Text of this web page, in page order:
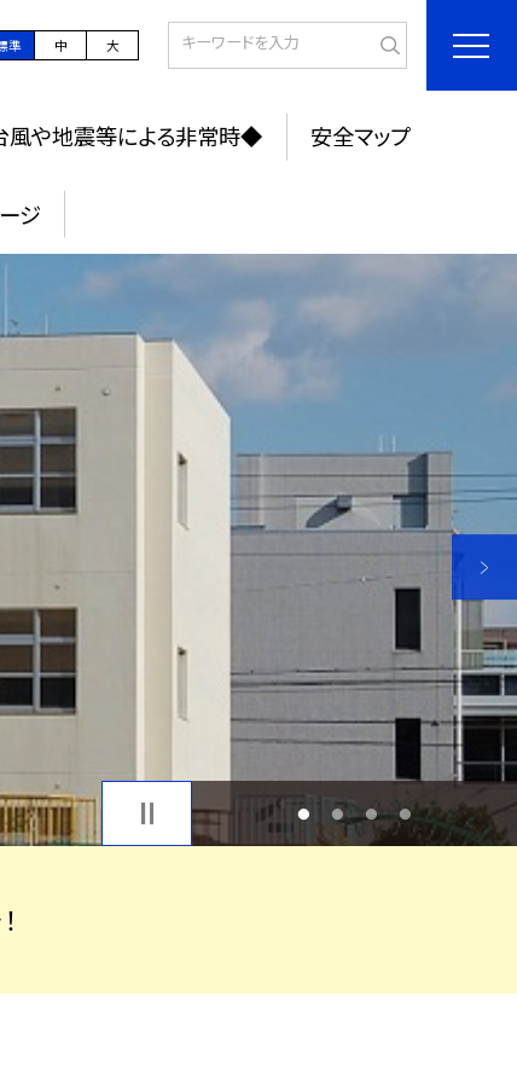
準 中 大
や地震等による非常時◆ 安全マップ
ジ
1 2 3 4